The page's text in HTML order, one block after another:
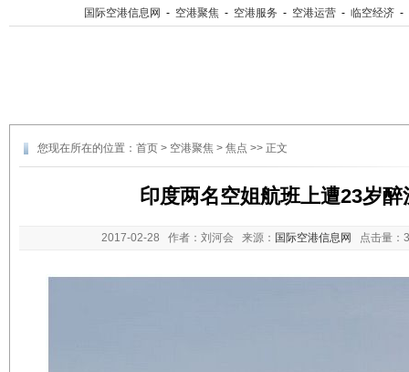
国际空港信息网 - 空港聚焦 - 空港服务 - 空港运营 - 临空经济 -
您现在所在的位置： 首页 > 空港聚焦 > 焦点 >> 正文
印度两名空姐航班上遭23岁醉
2017-02-28 作者：刘河会 来源： 国际空港信息网 点击量：